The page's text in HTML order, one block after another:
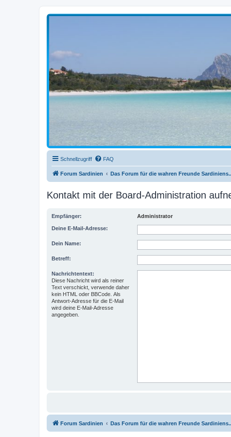
Schnellzugriff FAQ
Forum Sardinien Das Forum für die wahren Freunde Sardiniens..
Kontakt mit der Board-Administration
Empfänger: Administrator
Deine E-Mail-Adresse:
Dein Name:
Betreff:
Nachrichtentext:
Diese Nachricht wird als reiner
Text verschickt, verwende daher
kein HTML oder BBCode. Als
Antwort-Adresse für die E-Mail
wird deine E-Mail-Adresse
angegeben.
Forum Sardinien Das Forum für die wahren Freunde Sardiniens..